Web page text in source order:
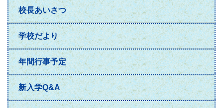
校長あいさつ
学校だより
年間行事予定
新入学Q&A